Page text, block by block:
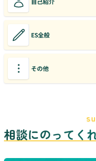
ES全般
その他
相談にのってく